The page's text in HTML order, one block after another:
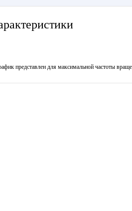
представлен для максимальной частоты